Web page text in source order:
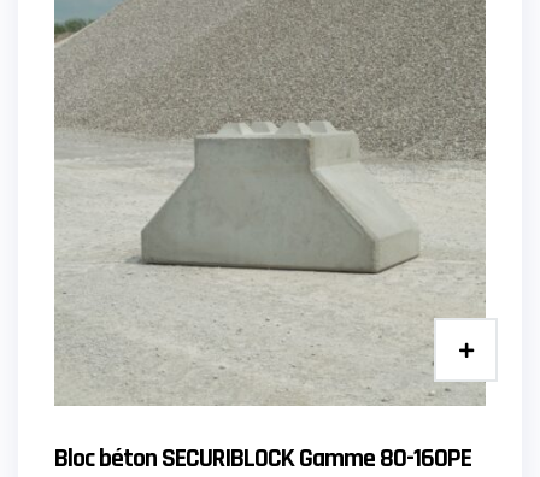
Bloc béton SECURIBLOCK Gamme 80-160PE